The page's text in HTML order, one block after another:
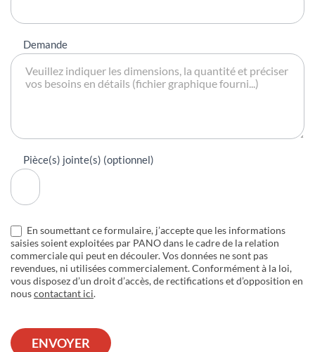
Demande
Pièce(s) jointe(s) (optionnel)
En soumettant ce formulaire, j’accepte que les informations
saisies soient exploitées par PANO dans le cadre de la relation
commerciale qui peut en découler. Vos données ne sont pas
revendues, ni utilisées commercialement. Conformément à la loi,
vous disposez d’un droit d’accès, de rectifications et d’opposition en
nouscontactant ici.
ENVOYER